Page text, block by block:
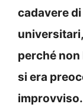
cadavere
universitari,
perché non
si era
improvviso.